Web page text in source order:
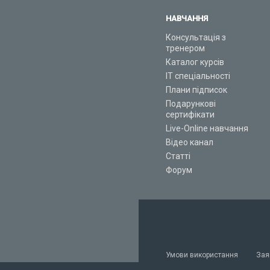
НАВЧАННЯ
Консультація з
тренером
Каталог курсів
ІТ спеціальності
Плани підписок
Подарункові
сертифікати
Live-Online навчання
Відео канал
Статті
Форум
Умови використання